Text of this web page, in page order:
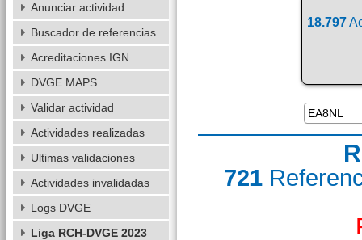
18.797
721
Anunciar actividad
Buscador de referencias
Acreditaciones IGN
DVGE MAPS
Validar actividad
Actividades realizadas
Ultimas validaciones
Actividades invalidadas
Logs DVGE
Liga RCH-DVGE 2023